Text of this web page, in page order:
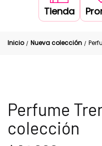
Tienda
Inicio / Nueva colección /
Perfume
colección